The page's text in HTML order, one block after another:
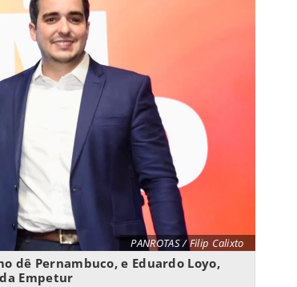
PANROTAS / Filip Calixto
dê Pernambuco, e Eduardo Loyo,
Empetur